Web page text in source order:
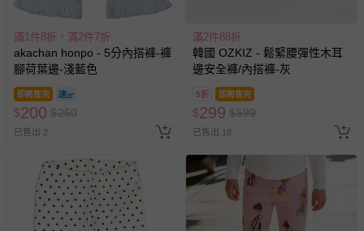
-其他原廠盒裝商品封口處已貼上「不可拆封」，或具警
國際航空、客運、訂房等服務。
相關的退換貨辦理流程，可詳見： 退換貨 & 退款問題
其他常見問題：
運送服務：目前提供的運送僅限台灣本島。如您位於離島地
區，可能會無法配送，或須依據商品需加收離島運費。廠商
亦保留出貨與否的權利。離島、偏遠地區、樓層親送等加價
費用，可能會另需加收。
滿1件8折，滿2件7折
akachan honpo - 5分內搭褲-褲
腳荷葉邊-淺藍色
即將售完
$200 $250
已售出 2
滿2件88折
韓國 OZKIZ - 鬆緊腰彈性木耳
邊安全褲/內搭褲-灰
5折 即將售完
$299 $599
已售出 18